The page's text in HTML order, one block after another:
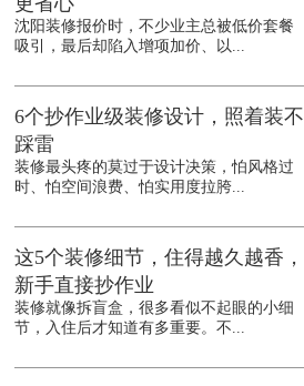
沈阳装修报价时，不少业主总被低价套餐
吸引，最后却陷入增项加价、以...
6个抄作业级装修设计，照着装不
踩雷
装修最头疼的莫过于设计决策，怕风格过
时、怕空间浪费、怕实用度拉胯...
这5个装修细节，住得越久越香，
新手直接抄作业
装修就像拆盲盒，很多看似不起眼的小细
节，入住后才知道有多重要。不...